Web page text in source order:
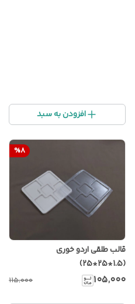
افزودن به سبد
%8
قالب طلقی اردو خوری
(1.5*25*25)
۱۰۵٬۰۰۰ ۱۱۵٬۰۰۰